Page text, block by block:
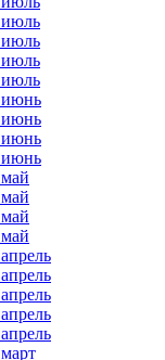
июль
июль
июль
июль
июнь
июнь
июнь
июнь